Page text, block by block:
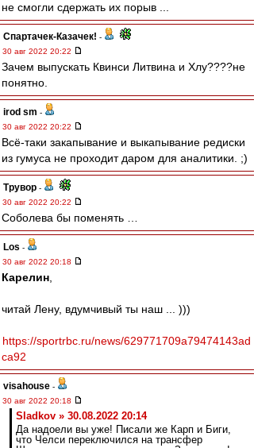
не смогли сдержать их порыв ...
Спартачек-Казачек! -
30 авг 2022 20:22
Зачем выпускать Квинси Литвина и Хлу????не
понятно.
irod sm -
30 авг 2022 20:22
Всё-таки закапывание и выкапывание редиски
из гумуса не проходит даром для аналитики. ;)
Трувор -
30 авг 2022 20:22
Соболева бы поменять …
Los -
30 авг 2022 20:18
Карелин
читай Лену, вдумчивый ты наш ... )))
https://sportrbc.ru/news/629771709a79474143ad
ca92
visahouse -
30 авг 2022 20:18
Sladkov » 30.08.2022 20:14
Да надоели вы уже! Писали же Карп и Биги,
что Челси переключился на трансфер